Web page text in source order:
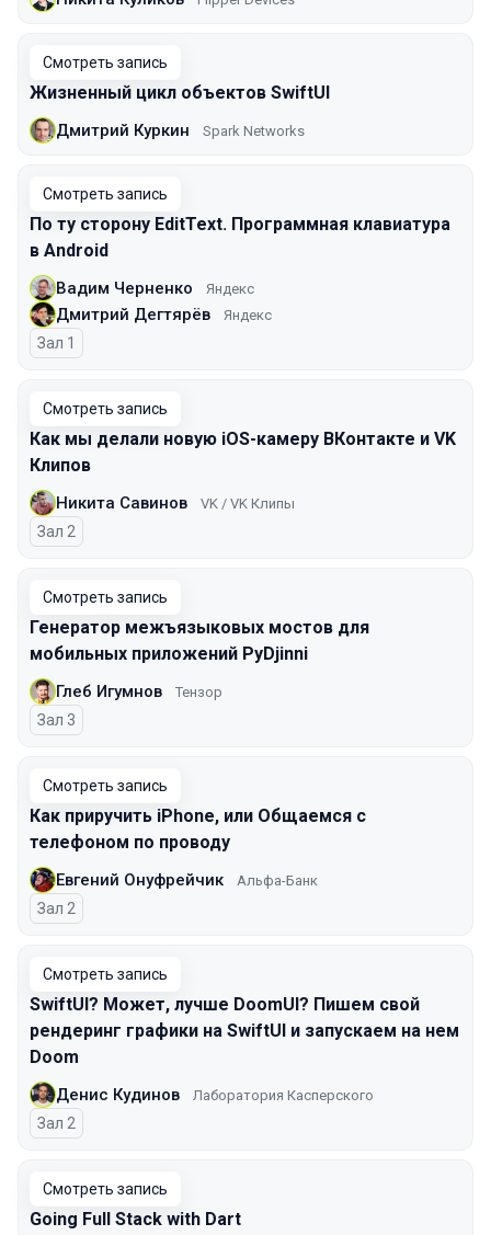
Смотреть запись
Жизненный цикл объектов SwiftUI
Дмитрий Куркин Spark Networks
Смотреть запись
По ту сторону EditText. Программная клавиатура
в Android
Вадим Черненко Яндекс
Дмитрий Дегтярёв Яндекс
Зал 1
Смотреть запись
Как мы делали новую iOS-камеру ВКонтакте и VK
Клипов
Никита Савинов VK / VK Клипы
Зал 2
Смотреть запись
Генератор межъязыковых мостов для
мобильных приложений PyDjinni
Глеб Игумнов Тензор
Зал 3
Смотреть запись
Как приручить iPhone, или Общаемся с
телефоном по проводу
Евгений Онуфрейчик Альфа-Банк
Зал 2
Смотреть запись
SwiftUI? Может, лучше DoomUI? Пишем свой
рендеринг графики на SwiftUI и запускаем на нем
Doom
Денис Кудинов Лаборатория Касперского
Зал 2
Смотреть запись
Going Full Stack with Dart